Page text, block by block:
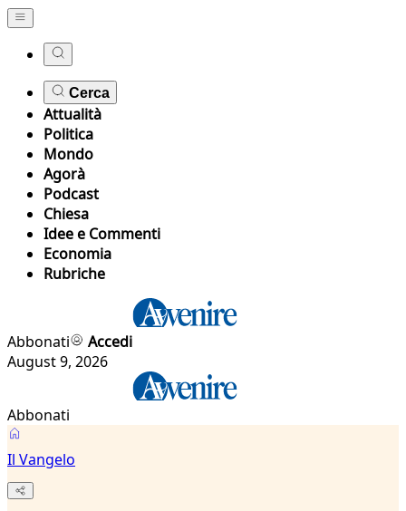
Cerca
Attualità
Politica
Mondo
Agorà
Podcast
Chiesa
Idee e Commenti
Economia
Rubriche
Abbonati
Accedi
August 9, 2026
Abbonati
Il Vangelo